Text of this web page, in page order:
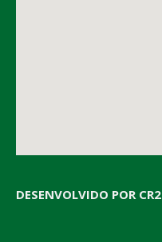
DESENVOLVIDO POR CR2